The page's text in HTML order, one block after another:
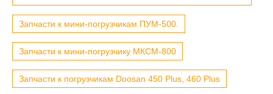
Запчасти к мини-погрузчикам ПУМ-500.
Запчасти к мини-погрузчику МКСМ-800
Запчасти к погрузчикам Doosan 450 Plus, 460 Plus